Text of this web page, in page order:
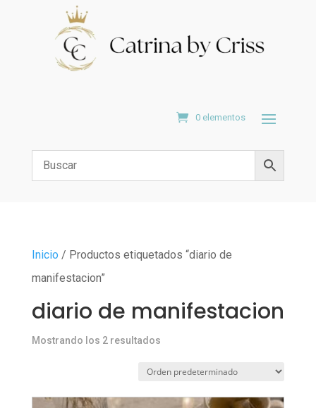
0 elementos
Inicio / Productos etiquetados “diario de
manifestacion”
diario de manifestacion
Mostrando los 2 resultados